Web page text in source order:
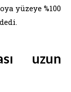
yüzeye %100
uzun